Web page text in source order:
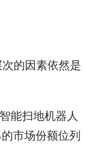
的因素依然是
能扫地机器人
市场份额位列